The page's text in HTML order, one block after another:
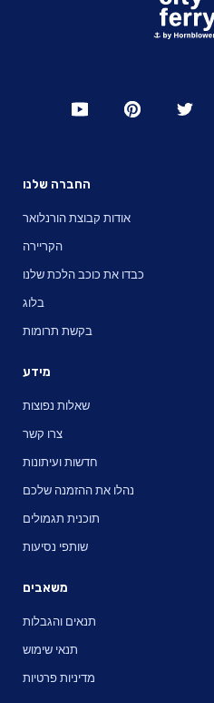
החברה שלנו
אודות קבוצת הורנלואר
הקריירה
כבדו את כוכב הלכת שלנו
בלוג
בקשת תרומות
מידע
שאלות נפוצות
צרו קשר
חדשות ועיתונות
נהלו את ההזמנה שלכם
תוכנית תגמולים
שותפי נסיעות
משאבים
תנאים והגבלות
תנאי שימוש
מדיניות פרטיות